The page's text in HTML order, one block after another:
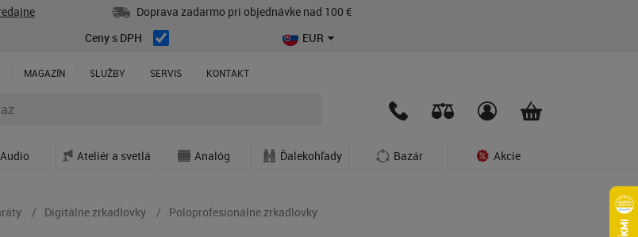
Doprava zadarmo pri objednávke nad 100 €
Ceny s DPH
EUR
MAGAZÍN SLUŽBY SERVIS KONTAKT
Audio Ateliér a svetlá Analóg Ďalekohľady Bazár Akcie
Digitálne zrkadlovky Poloprofesionálne zrkadlovky